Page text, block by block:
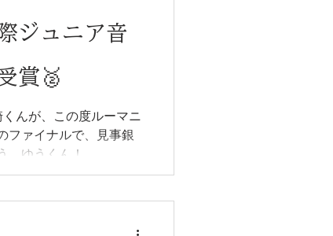
ジュニア音
賞🥈
んが、この度ルーマニ
ファイナルで、見事銀
、ゆうくん！